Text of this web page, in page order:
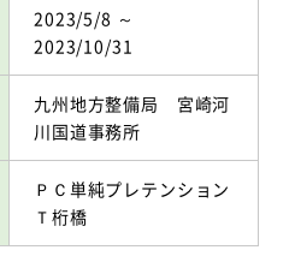
2023/5/8 ～
2023/10/31
九州地方整備局 宮崎河
川国道事務所
ＰＣ単純プレテンション
Ｔ桁橋